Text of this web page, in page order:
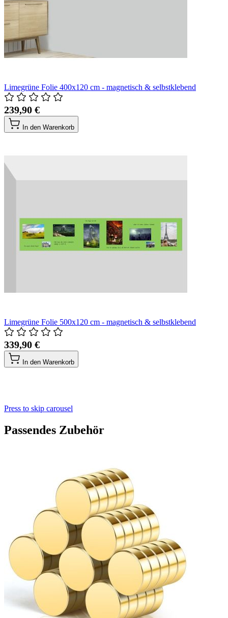
Limegrüne Folie 400x120 cm - magnetisch & selbstklebend
239,90 €
In den Warenkorb
Limegrüne Folie 500x120 cm - magnetisch & selbstklebend
339,90 €
In den Warenkorb
Press to skip carousel
Passendes Zubehör